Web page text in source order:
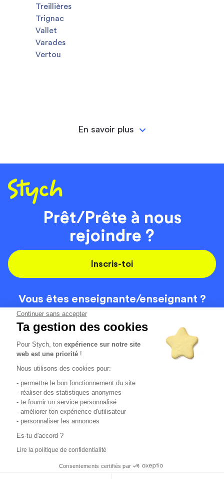
Continuer sans accepter
Ta gestion des cookies
Pour Stych, tonexpérience sur notre site
web est une priorité !
Nous utilisons des cookies pour:
- permettre le bon fonctionnement du site
- réaliser des statistiques anonymes
- te fournir un service personnalisé
- améliorer ton expérience d'utilisateur
- personnaliser les annonces
Es-tu d'accord ?
Lire la politique de confidentialité
Consentements certifiés par
Treillières
Trignac
Vallet
Varades
Vertou
En savoir plus
Prêt/Prête à nous
rejoindre ?
Inscris-toi
Vous êtes enseignante/enseignant ?
On recrute
Code de la route
Localisation
Contact
Tous les avis clients4.6/5 (51154 avis publiés)
Comment sont calculés nos taux de réussite ?
passé leur examen une ou deux fois au cours des 12 derniers